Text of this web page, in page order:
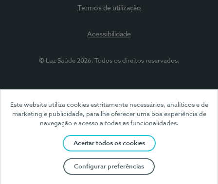
Este website utiliza cookies estritamente necessários, analíticos e de
marketing e publicidade, para lhe oferecer uma boa experiência de
navegação e acesso a todas as funcionalidades.
Aceitar todos os cookies
Configurar preferências
Termos de utilização
Acessibilidade
© Luz Saúde 2026. Todos os direitos reservados.